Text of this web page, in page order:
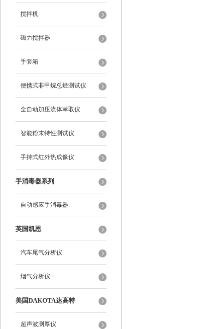
搅拌机
磁力搅拌器
手套箱
便携式非甲烷总烃测试仪
全自动加压流体萃取仪
智能粉末特性测试仪
手持式红外热成像仪
手消毒器系列
自动感应手消毒器
英国凯恩
汽车尾气分析仪
烟气分析仪
美国DAKOTA达高特
超声波测厚仪